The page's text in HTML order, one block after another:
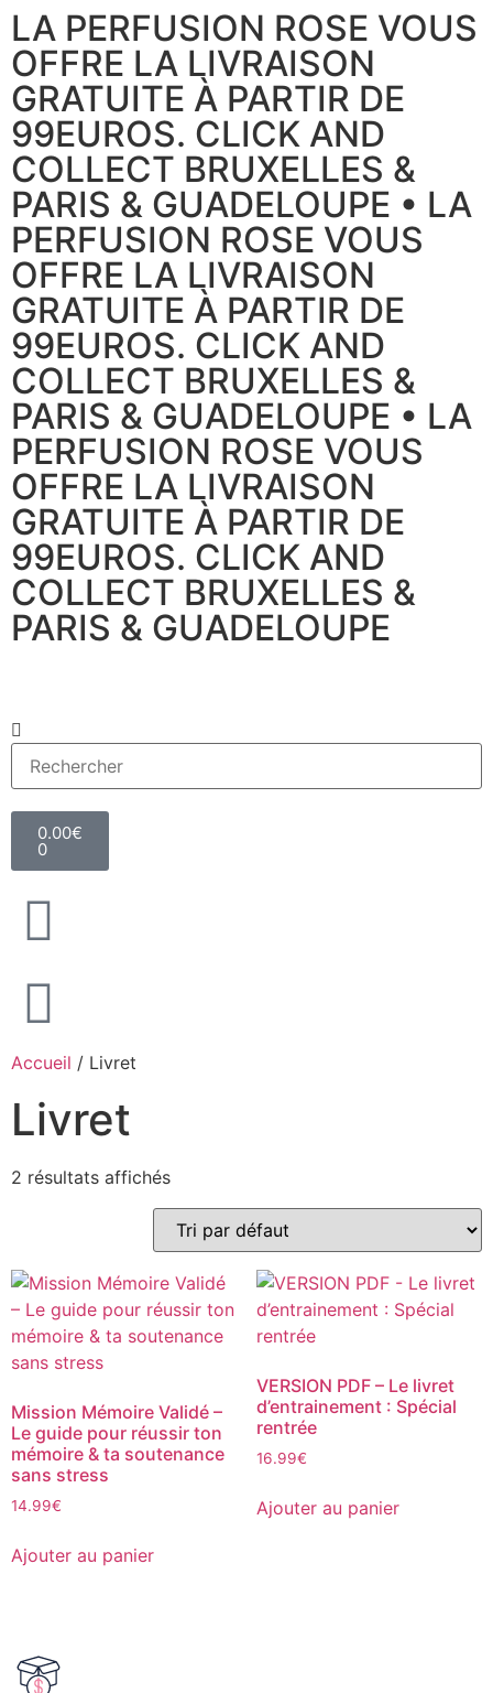
LA PERFUSION ROSE VOUS
OFFRE LA LIVRAISON
GRATUITE À PARTIR DE
99EUROS. CLICK AND
COLLECT BRUXELLES &
PARIS & GUADELOUPE • LA
PERFUSION ROSE VOUS
OFFRE LA LIVRAISON
GRATUITE À PARTIR DE
99EUROS. CLICK AND
COLLECT BRUXELLES &
PARIS & GUADELOUPE • LA
PERFUSION ROSE VOUS
OFFRE LA LIVRAISON
GRATUITE À PARTIR DE
99EUROS. CLICK AND
COLLECT BRUXELLES &
PARIS & GUADELOUPE
0.00€
0
Accueil / Livret
Livret
2 résultats affichés
Mission Mémoire Validé –
Le guide pour réussir ton
mémoire & ta soutenance
sans stress
14.99€
Ajouter au panier
VERSION PDF – Le livret
d’entrainement : Spécial
rentrée
16.99€
Ajouter au panier